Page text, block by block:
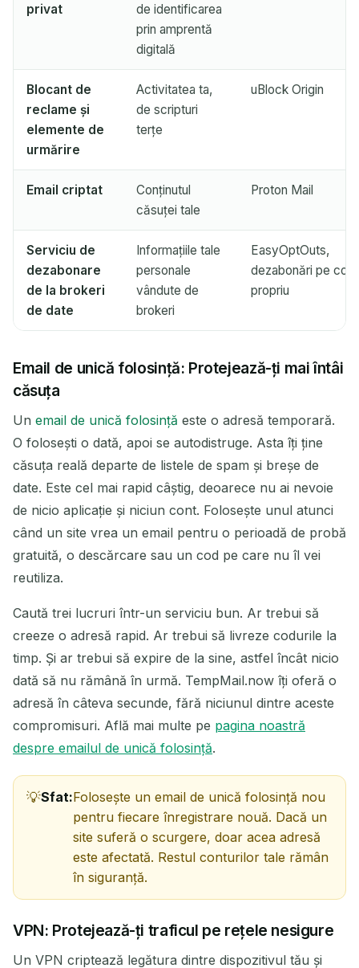
privat
de identificarea
prin amprentă
digitală
Blocant de
reclame și
elemente de
urmărire
Activitatea ta,
de scripturi
terțe
uBlock Origin
Email criptat
Conținutul
căsuței tale
Proton Mail
Serviciu de
dezabonare
de la brokeri
de date
Informațiile tale
personale
vândute de
brokeri
EasyOptOuts,
dezabonări pe cont
propriu
Email de unică folosință: Protejează-ți mai întâi
căsuța
Un email de unică folosință este o adresă temporară.
O folosești o dată, apoi se autodistruge. Asta îți ține
căsuța reală departe de listele de spam și breșe de
date. Este cel mai rapid câștig, deoarece nu ai nevoie
de nicio aplicație și niciun cont. Folosește unul atunci
când un site vrea un email pentru o perioadă de probă
gratuită, o descărcare sau un cod pe care nu îl vei
reutiliza.
Caută trei lucruri într-un serviciu bun. Ar trebui să
creeze o adresă rapid. Ar trebui să livreze codurile la
timp. Și ar trebui să expire de la sine, astfel încât nicio
dată să nu rămână în urmă. TempMail.now îți oferă o
adresă în câteva secunde, fără niciunul dintre aceste
compromisuri. Află mai multe pe pagina noastră
despre emailul de unică folosință.
Sfat:Folosește un email de unică folosință nou
pentru fiecare înregistrare nouă. Dacă un
site suferă o scurgere, doar acea adresă
este afectată. Restul conturilor tale rămân
în siguranță.
VPN: Protejează-ți traficul pe rețele nesigure
Un VPN criptează legătura dintre dispozitivul tău și